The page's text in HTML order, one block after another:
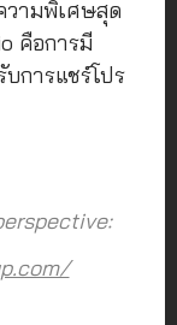
วามพิเศษสุด
คือการมี
การแชร์โปร